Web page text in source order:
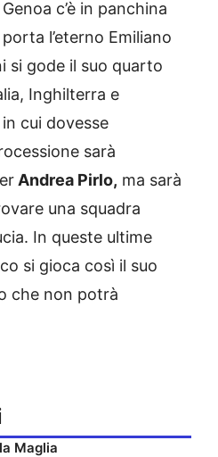
c’è in panchina
l’eterno Emiliano
si gode il suo quarto
Inghilterra e
cui dovesse
sarà
Andrea Pirlo, ma sarà
una squadra
In queste ultime
si gioca così il suo
che non potrà
Maglia